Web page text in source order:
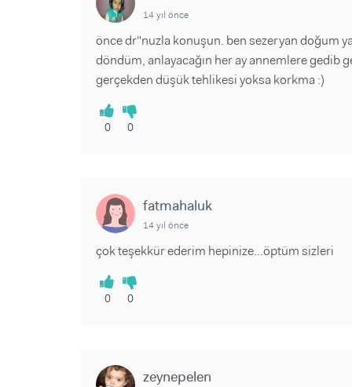
14 yıl önce
önce dr"nuzla konuşun. ben sezeryan doğum
döndüm, anlayacağın her ay annemlere gedib
gerçekden düşük tehlikesi yoksa korkma :)
0 0
fatmahaluk
14 yıl önce
çok teşekkür ederim hepinize...öptüm sizleri
0 0
zeynepelen